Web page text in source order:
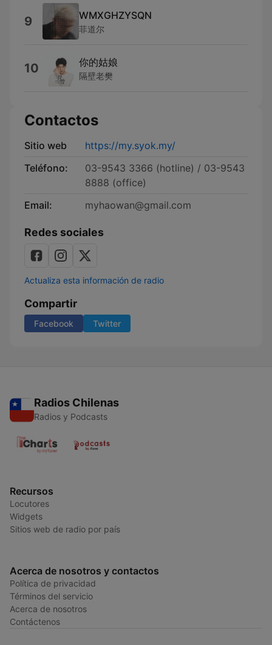
9 WMXGHZYSQN
菲道尔
10 你的姑娘
隔壁老樊
Contactos
Sitio web
https://my.syok.my/
Teléfono:
03-9543 3366 (hotline) / 03-9543
8888 (office)
Email:
myhaowan@gmail.com
Redes sociales
Actualiza esta información de radio
Compartir
Facebook Twitter
Radios Chilenas
Radios y Podcasts
Recursos
Locutores
Widgets
Sitios web de radio por país
Acerca de nosotros y contactos
Política de privacidad
Términos del servicio
Acerca de nosotros
Contáctenos